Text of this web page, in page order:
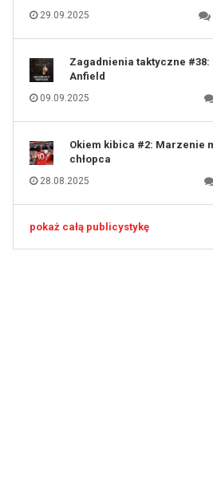
ostatniej prostej
29.09.2025
Zagadnienia taktyczne #38:
Anfield
09.09.2025
Okiem kibica #2: Marzenie
chłopca
28.08.2025
pokaż całą publicystykę